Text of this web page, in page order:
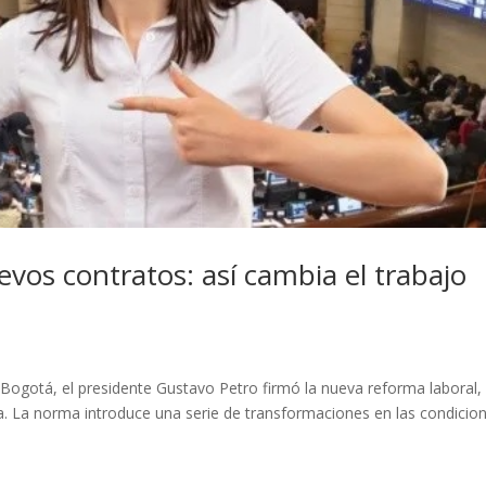
contratos: así cambia el trabajo
el presidente Gustavo Petro firmó la nueva reforma laboral,
La norma introduce una serie de transformaciones en las